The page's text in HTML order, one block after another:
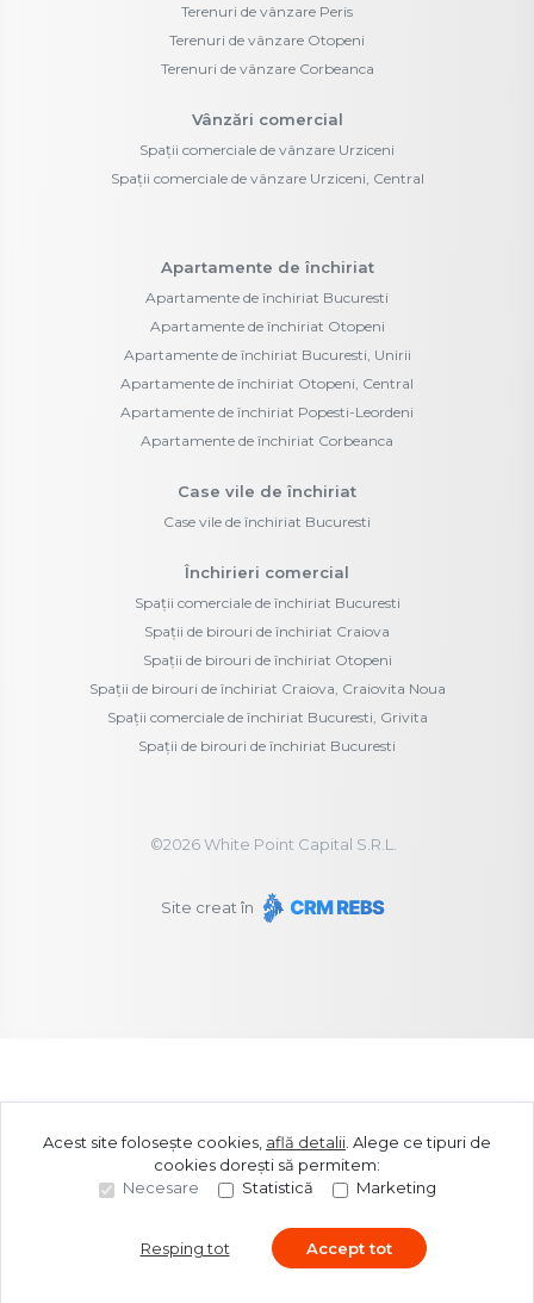
Terenuri de vânzare Peris
Terenuri de vânzare Otopeni
Terenuri de vânzare Corbeanca
Vânzări comercial
Spații comerciale de vânzare Urziceni
Spații comerciale de vânzare Urziceni, Central
Apartamente de închiriat
Apartamente de închiriat Bucuresti
Apartamente de închiriat Otopeni
Apartamente de închiriat Bucuresti, Unirii
Apartamente de închiriat Otopeni, Central
Apartamente de închiriat Popesti-Leordeni
Apartamente de închiriat Corbeanca
Case vile de închiriat
Case vile de închiriat Bucuresti
Închirieri comercial
Spații comerciale de închiriat Bucuresti
Spații de birouri de închiriat Craiova
Spații de birouri de închiriat Otopeni
Spații de birouri de închiriat Craiova, Craiovita Noua
Spații comerciale de închiriat Bucuresti, Grivita
Spații de birouri de închiriat Bucuresti
©2026White Point Capital S.R.L.
Site creat în
Acest site folosește cookies, află detalii Alege ce tipuri de
cookies dorești să permitem:
Necesare
Statistică Marketing
Resping tot Accept tot